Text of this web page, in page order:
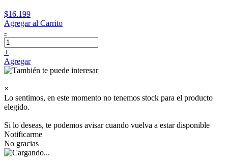
$16.199
Agregar al Carrito
-
+
Agregar
×
Lo sentimos, en este momento no tenemos stock para el producto
elegido.
Si lo deseas, te podemos avisar cuando vuelva a estar disponible
Notificarme
No gracias